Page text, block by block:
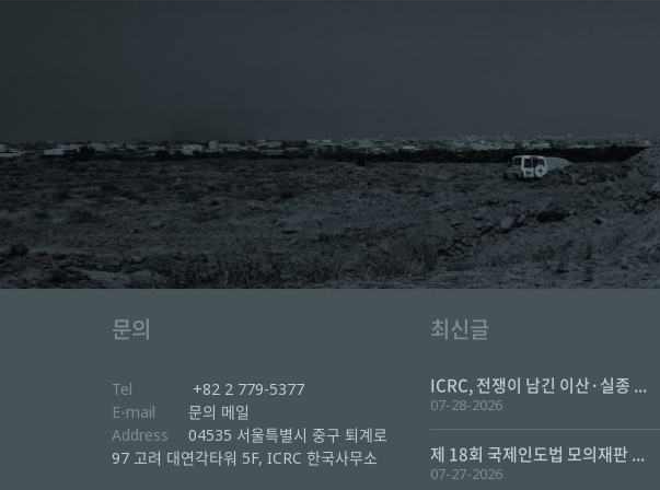
문의
Tel
+82 2 779-5377
E-mail
문의 메일
Address
04535 서울특별시 중구 퇴계로
97 고려 대연각타워 5F, ICRC 한국사무소
최신글
ICRC, 전쟁이 남긴 이산·실종 ...
07-28-2026
제 18회 국제인도법 모의재판 ...
07-27-2026